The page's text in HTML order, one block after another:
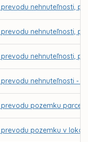
nehnuteľnosti,
nehnuteľnosti,
nehnuteľnosti,
prevodu nehnuteľnosti -
pozemku
pozemku v